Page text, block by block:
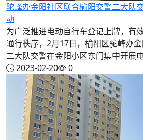
驼峰办金阳社区联合榆阳交警二大队
动
为广泛推进电动自行车登记上牌，有
通行秩序，2月17日，榆阳区驼峰办
二大队交警在金阳小区东门集中开展
2023-02-20
0